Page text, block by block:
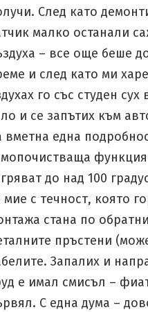
След като
малко останали
– все още беше
и след като ми
го със студен
и се запътих към
вметна една
функция
до над 100
мие с течност, която
стана по
пръстени
Запалих и
е имал смисъл –
С една дума –